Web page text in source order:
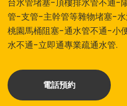
台水管堵塞-頂樓排水管不通-
管-支管-主幹管等雜物堵塞-
桃園馬桶阻塞-通水管不通-小
水不通-立即通專業疏通水管.
電話預約